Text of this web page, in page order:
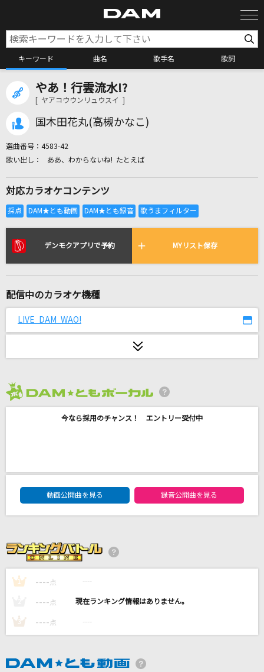
キーワード 曲名 歌手名 歌詞
カラオケ検索
カラオケ店舗検索
全国りれき
リアルタイムで歌われている曲の一覧
人誑し / ひとたらし
[生音]ハッピーエンド
[生音]HOT LIMIT
Kanaria
青い珊瑚礁
かんざし
やあ！行雲流水!?
[ ヤアコウウンリュウスイ ]
国木田花丸(高槻かなこ)
選曲番号： 4583-42
ああ、わからないね! たとえば
対応カラオケコンテンツ
デンモクアプリで予約 MYリスト保存
配信中のカラオケ機種
LIVE DAM WAO!
今なら採用のチャンス！ エントリー受付中
DAM★ともボーカルエントリーランキング
動画公開曲を見る
録音公開曲を見る
1 ---- 点 ----
---- 点 ----
3 ---- 点 ----